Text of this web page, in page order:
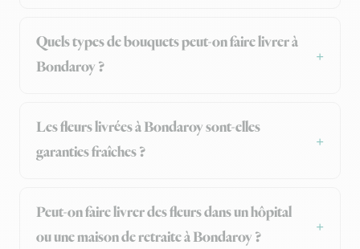
Quels types de bouquets peut-on faire livrer à
Bondaroy ?
Les fleurs livrées à Bondaroy sont-elles
garanties fraîches ?
Peut-on faire livrer des fleurs dans un hôpital
ou une maison de retraite à Bondaroy ?